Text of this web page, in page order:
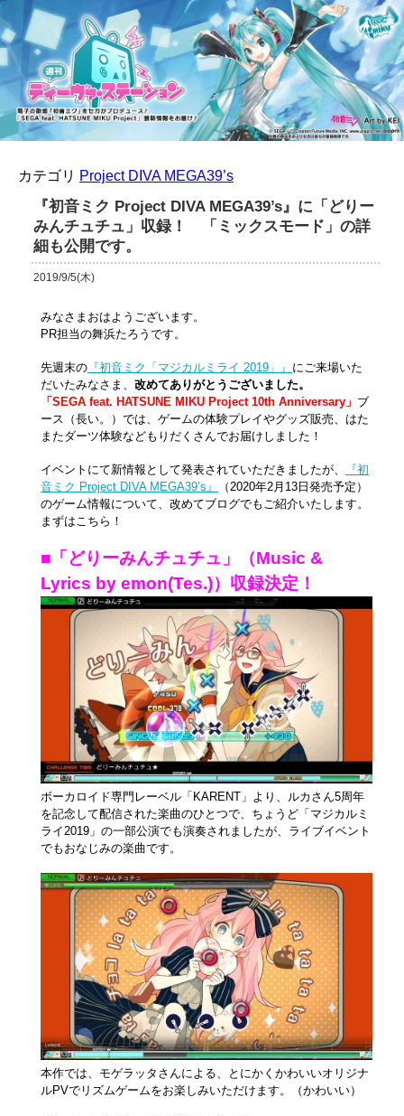
カテゴリ Project DIVA MEGA39’s
『初音ミク Project DIVA MEGA39’s』に「どりー
みんチュチュ」収録！ 「ミックスモード」の詳
細も公開です。
2019/9/5(木)
みなさまおはようございます。
PR担当の舞浜たろうです。
先週末の 『初音ミク「マジカルミライ 2019」』 にご来場いた
だいたみなさま、 改めてありがとうございました。
「SEGA feat. HATSUNE MIKU Project 10th Anniversary」 ブ
ース（長い。）では、ゲームの体験プレイやグッズ販売、はた
またダーツ体験などもりだくさんでお届けしました！
イベントにて新情報として発表されていただきましたが、
『初
音ミク Project DIVA MEGA39’s』
（2020年2月13日発売予定）
のゲーム情報について、改めてブログでもご紹介いたします。
まずはこちら！
■「どりーみんチュチュ」（Music &
Lyrics by emon(Tes.)）収録決定！
ボーカロイド専門レーベル「KARENT」より、ルカさん5周年
を記念して配信された楽曲のひとつで、ちょうど「マジカルミ
ライ2019」の一部公演でも演奏されましたが、ライブイベント
でもおなじみの楽曲です。
本作では、モゲラッタさんによる、とにかくかわいいオリジナ
ルPVでリズムゲームをお楽しみいただけます。（かわいい）